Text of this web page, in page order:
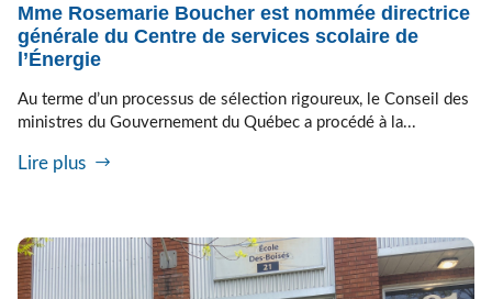
Mme Rosemarie Boucher est nommée directrice
générale du Centre de services scolaire de
l’Énergie
Au terme d’un processus de sélection rigoureux, le Conseil des
ministres du Gouvernement du Québec a procédé à la...
Lire plus